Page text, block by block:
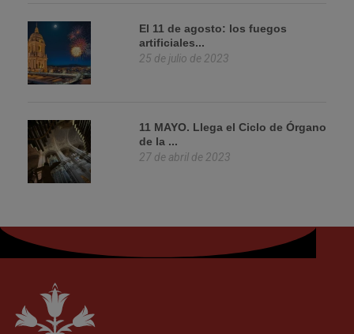
El 11 de agosto: los fuegos
artificiales...
25 de julio de 2023
11 MAYO. Llega el Ciclo de Órgano
de la ...
27 de abril de 2023